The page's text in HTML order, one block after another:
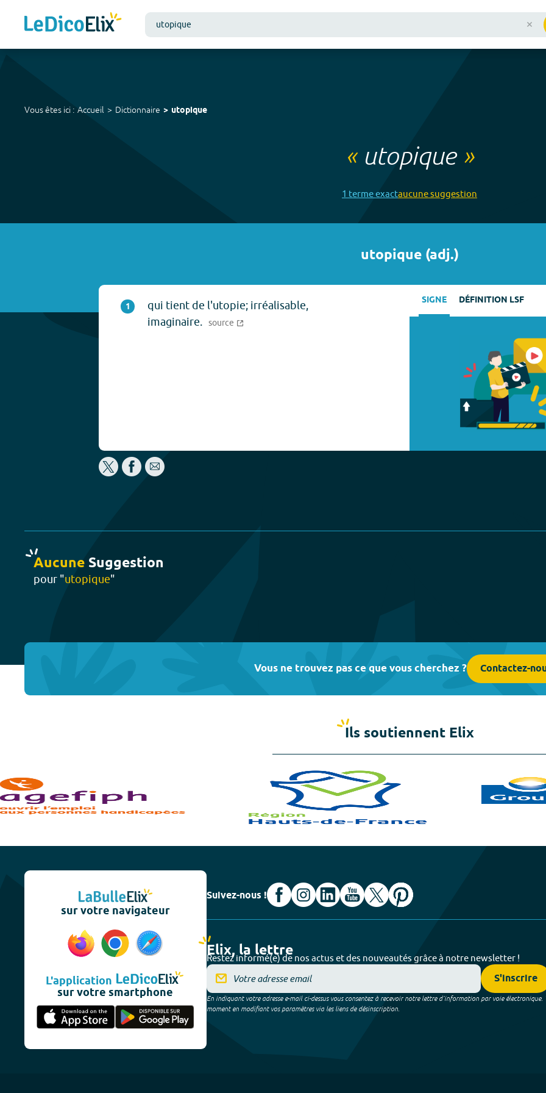
Vous êtes ici : Accueil Dictionnaire utopique
« utopique»
1 termeexactaucunesuggestion
utopique(adj.)
1
qui tient de l'utopie; irréalisable,
imaginaire. source
SIGNE DÉFINITION LSF
Aucune Suggestion
pour "utopique"
Vous ne trouvez pas ce que vous cherchez ? Contactez-
Ils soutiennent Elix
sur votre navigateur
L'application
sur votre smartphone
Suivez-nous !
Elix, la lettre
Restez informé(e) de nos actus et des nouveautés grâce à notre newsletter !
S'inscrire
En indiquant votre adresse e-mail ci-dessus vous consentez à recevoir notre lettre d’information par voie électronique.
moment en modifiant vos paramètres via les liens de désinscription.